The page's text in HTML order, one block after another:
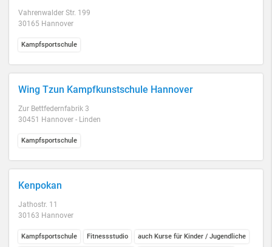
Vahrenwalder Str. 199
30165 Hannover
Kampfsportschule
Wing Tzun Kampfkunstschule Hannover
Zur Bettfedernfabrik 3
30451 Hannover - Linden
Kampfsportschule
Kenpokan
Jathostr. 11
30163 Hannover
Kampfsportschule Fitnessstudio auch Kurse für Kinder / Jugendliche